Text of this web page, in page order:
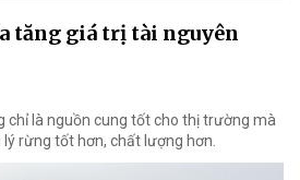
tăng giá trị tài nguyên
chỉ là nguồn cung tốt cho thị trường mà
rừng tốt hơn, chất lượng hơn.